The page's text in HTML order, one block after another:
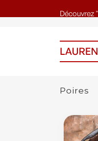
Découvrez
Poires